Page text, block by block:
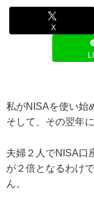
X
私がNISAを使い始
そして、その翌年
夫婦２人でNISA口
が２倍となるわけ
ん。